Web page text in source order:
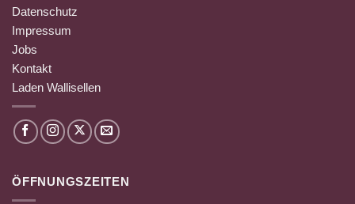
Datenschutz
Impressum
Jobs
Kontakt
Laden Wallisellen
ÖFFNUNGSZEITEN